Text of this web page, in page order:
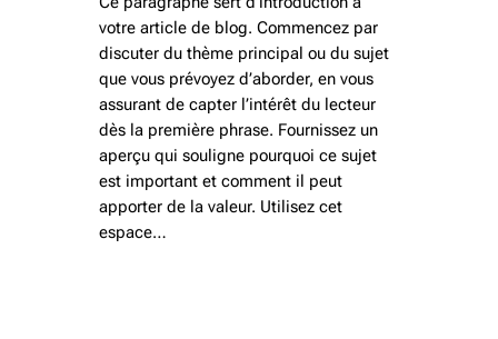
votre article de blog. Commencez par
discuter du thème principal ou du sujet
que vous prévoyez d’aborder, en vous
assurant de capter l’intérêt du lecteur
dès la première phrase. Fournissez un
aperçu qui souligne pourquoi ce sujet
est important et comment il peut
apporter de la valeur. Utilisez cet
espace…